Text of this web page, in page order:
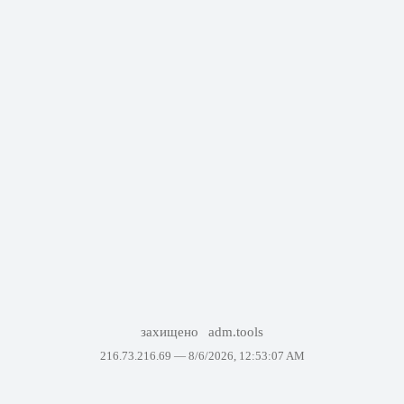
захищено adm.tools
216.73.216.69 — 8/6/2026, 12:53:07 AM